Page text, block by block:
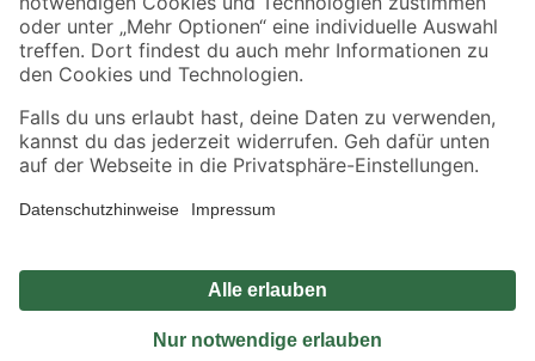
Alle Preisangaben in EUR inkl. gesetzl. MwSt.. Die dargestellten Angebote sind unter
Umständen nicht in allen Märkten verfügbar. Die angegebenen Verfügbarkeiten beziehen
Produkte nur solange der Vorrat reicht.
*Paketversand ab 59 € versandkostenfrei, gilt nicht für Artikel mit Speditionsversand, hier
Privatsphäre Impressum
Nutzungsbedingungen
Widerrufsrecht
Vertrag widerrufen